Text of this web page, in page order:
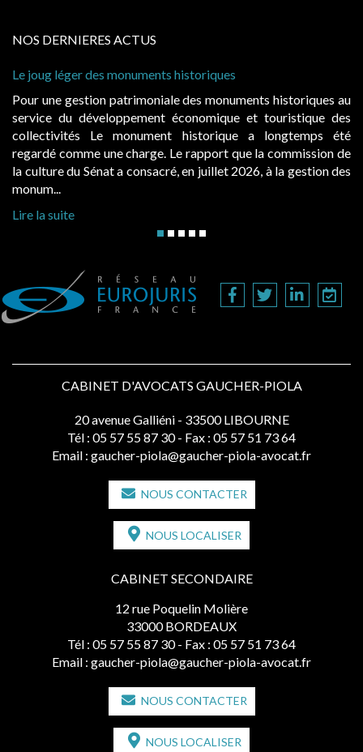
NOS DERNIERES ACTUS
Le joug léger des monuments historiques
Pour une gestion patrimoniale des monuments historiques au
service du développement économique et touristique des
collectivités Le monument historique a longtemps été
regardé comme une charge. Le rapport que la commission de
la culture du Sénat a consacré, en juillet 2026, à la gestion des
monum...
Lire la suite
CABINET D'AVOCATS GAUCHER-PIOLA
20 avenue Galliéni - 33500 LIBOURNE
Tél : 05 57 55 87 30 - Fax : 05 57 51 73 64
Email : gaucher-piola@gaucher-piola-avocat.fr
NOUS CONTACTER
NOUS LOCALISER
CABINET SECONDAIRE
12 rue Poquelin Molière
33000 BORDEAUX
Tél : 05 57 55 87 30 - Fax : 05 57 51 73 64
Email : gaucher-piola@gaucher-piola-avocat.fr
NOUS CONTACTER
NOUS LOCALISER